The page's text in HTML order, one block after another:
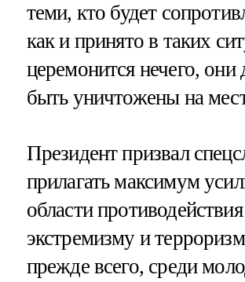
теми, кто будет
как и принято в таких
церемонится нечего,
быть уничтожены на
Президент призвал
прилагать максимум
области противодействия
экстремизму и
прежде всего, среди